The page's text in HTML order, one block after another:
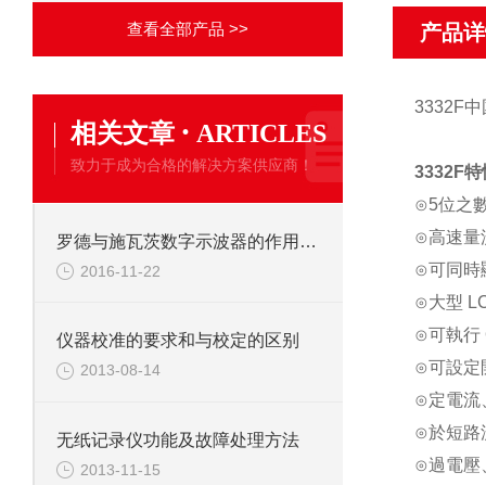
查看全部产品 >>
相关文章 · ARTICLES
致力于成为合格的解决方案供应商！
罗德与施瓦茨数字示波器的作用及构造工艺
2016-11-22
仪器校准的要求和与校定的区别
2013-08-14
无纸记录仪功能及故障处理方法
2013-11-15
产品
3332F中
3332F特
⊙5位之
⊙高速量
⊙可同時
⊙大型
⊙可執行
⊙可設定
⊙定電流
⊙於短路
⊙過電壓